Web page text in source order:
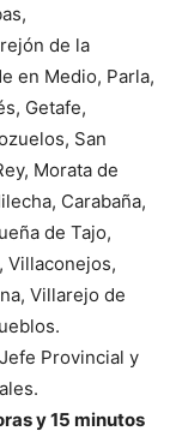
de la
en Medio, Parla,
Getafe,
San
Morata de
Carabaña,
de Tajo,
Villaconejos,
Villarejo de
Provincial y
y 15 minutos